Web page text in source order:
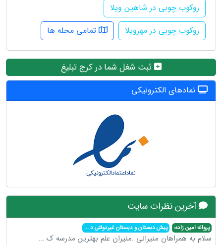
روکوب چوبی در شاهین ویلا
روکوب چوبی در مهرویلا
تمامی محله ها
ثبت شغل شما در کرج تبلیغ
نمادهای الکترونیکی
آخرین نظرات سایت
پروانه امین زاده: پیش دبستان و دبستان غیردولتی د...
سلام به همراهان منیرانی .منیران علم بهترین مدرسه ک ...